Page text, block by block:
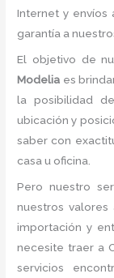
Internet y envíos
garantía a
El objetivo de
Modelia es
la posibilidad
ubicación y
saber con
casa u oficina.
Pero nuestro
nuestros
importación y
necesite traer a
servicios